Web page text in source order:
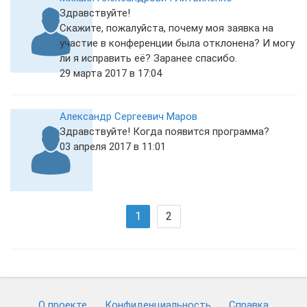
Здравствуйте!
Скажите, пожалуйста, почему моя заявка на
участие в конференции была отклонена? И могу
ли я исправить её? Заранее спасибо.
29 марта 2017 в 17:04
Александр Сергеевич Маров
Здравствуйте! Когда появится программа?
03 апреля 2017 в 11:01
1 2